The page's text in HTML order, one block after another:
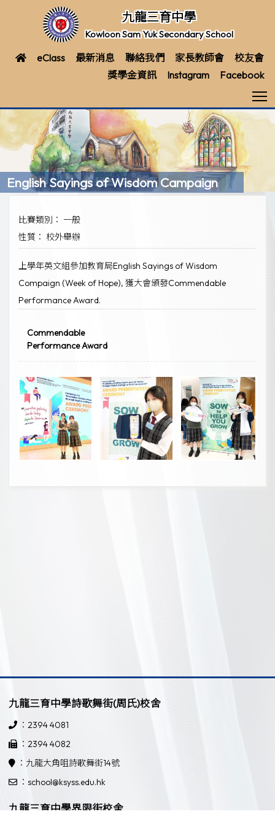
九龍三育中學
Kowloon Sam Yuk Secondary School
eClass 最新消息 聯絡我們 家長教師會
校友會
獎學金資訊
Instagram Facebook
English Sayings of Wisdom Campaign
比賽類別： 一般
性質： 校外舉辦
上學年英文組參加教育局English Sayings of Wisdom
Compaign (Week of Hope), 獲大會頒發Commendable
Performance Award.
Commendable
Performance Award
九龍三育中學詩歌舞街(周氏)校舍
：2394 4081
：2394 4082
：九龍大角咀詩歌舞街14號
：school@ksyss.edu.hk
九龍三育中學界限街校舍